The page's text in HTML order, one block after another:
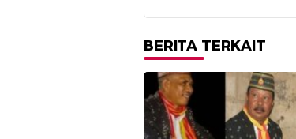
BERITA TERKAIT